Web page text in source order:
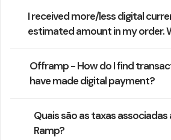
I received more/less digital
estimated amount in my order.
Offramp - How do I find
have made digital payment?
Quais são as taxas
Ramp?